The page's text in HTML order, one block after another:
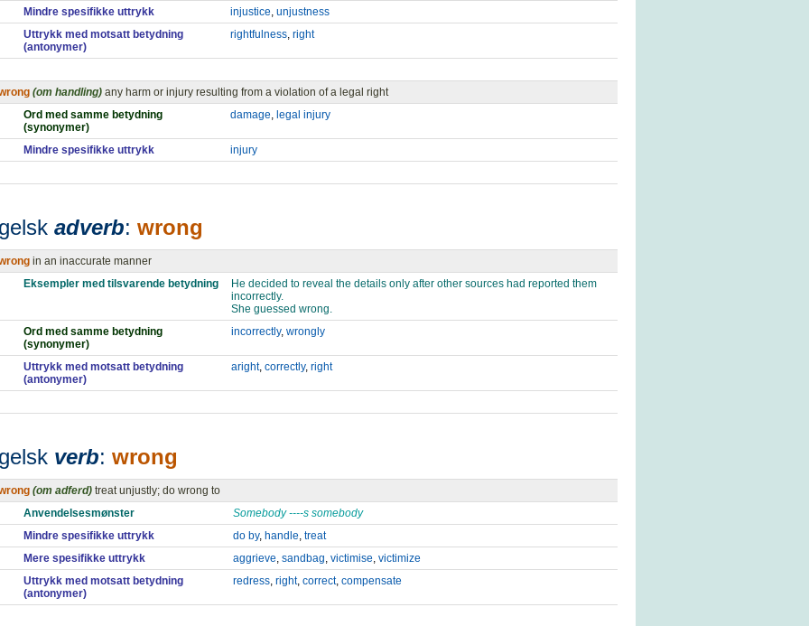
Mindre spesifikke uttrykk injustice, unjustness
Uttrykk med motsatt betydning
(antonymer)
rightfulness, right
(om handling) any harm or injury resulting from a violation of a legal right
Ord med samme betydning
(synonymer)
damage, legal injury
Mindre spesifikke uttrykk injury
adverb: wrong
in an inaccurate manner
Eksempler med tilsvarende betydning
He decided to reveal the details only after other sources had reported them
incorrectly.
She guessed wrong.
Ord med samme betydning
(synonymer)
incorrectly, wrongly
Uttrykk med motsatt betydning
(antonymer)
aright, correctly, right
verb: wrong
(om adferd) treat unjustly; do wrong to
Anvendelsesmønster
Somebody ----s somebody
Mindre spesifikke uttrykk
do by, handle, treat
Mere spesifikke uttrykk
aggrieve, sandbag, victimise, victimize
Uttrykk med motsatt betydning
(antonymer)
redress, right, correct, compensate